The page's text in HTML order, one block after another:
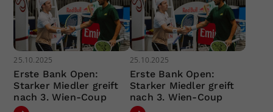
25.10.2025
Erste Bank Open:
Starker Miedler greift
nach 3. Wien-Coup
25.10.2025
Erste Bank Open:
Starker Miedler greift
nach 3. Wien-Coup